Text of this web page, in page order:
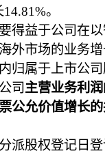
。
益于公司在以
外市场的业务
属于上市公司
司 主营业务利
公允价值增长
股权登记日登